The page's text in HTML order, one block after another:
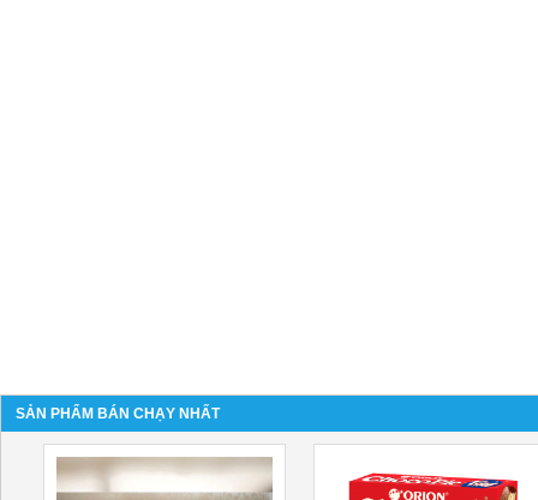
SẢN PHẨM BÁN CHẠY NHẤT